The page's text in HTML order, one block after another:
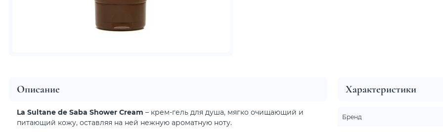
Описание
La Sultane de Saba Shower Cream – крем-гель для душа, мягко очищающий и
питающий кожу, оставляя на ней нежную ароматную ноту.
Характеристики
Бренд